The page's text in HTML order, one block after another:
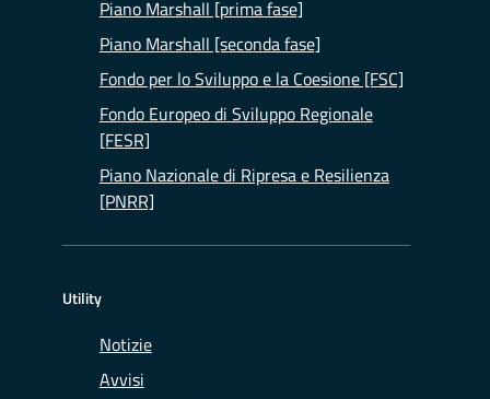
Piano Marshall [prima fase]
Piano Marshall [seconda fase]
Fondo per lo Sviluppo e la Coesione [FSC]
Fondo Europeo di Sviluppo Regionale
[FESR]
Piano Nazionale di Ripresa e Resilienza
[PNRR]
Utility
Notizie
Avvisi